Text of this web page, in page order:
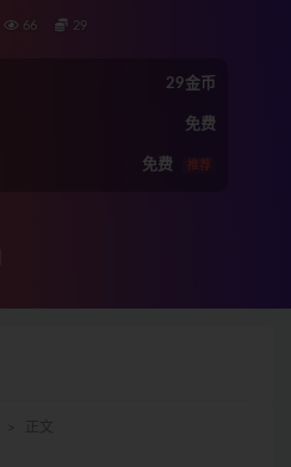
66 29
29金币
免费
免费 推荐